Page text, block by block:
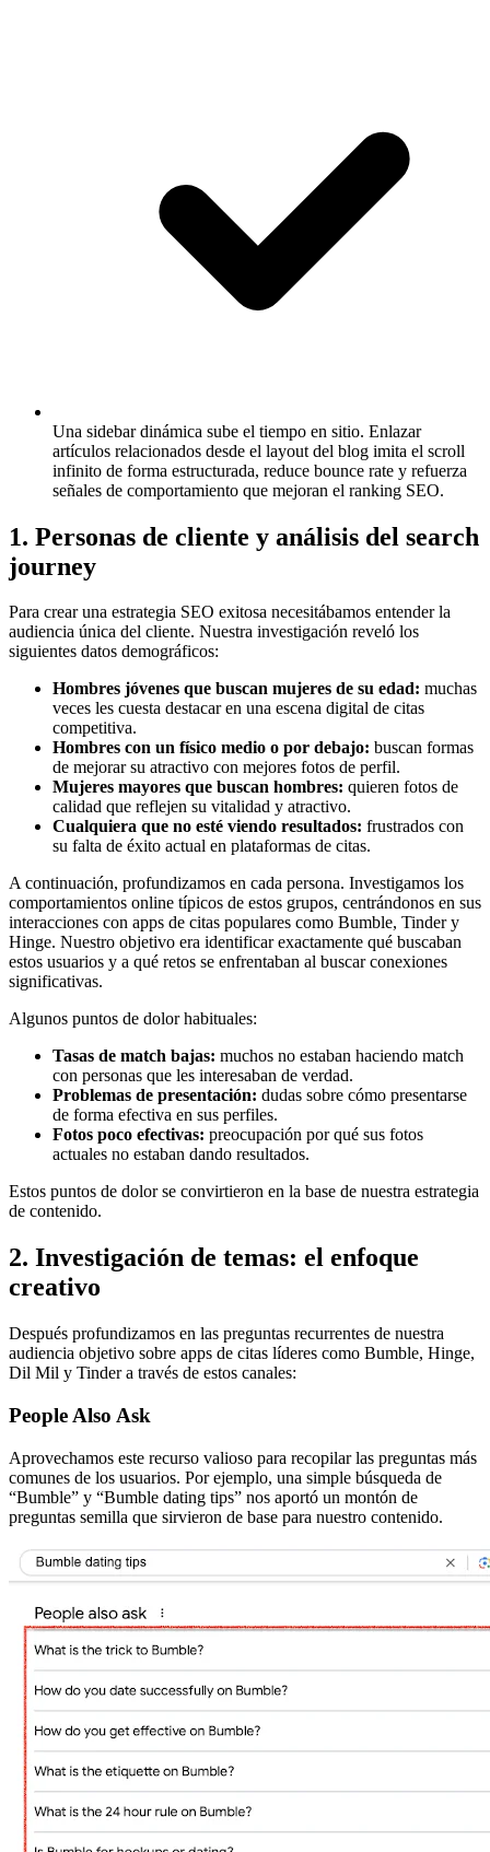
Una sidebar dinámica sube el tiempo en sitio. Enlazar
artículos relacionados desde el layout del blog imita el scroll
infinito de forma estructurada, reduce bounce rate y refuerza
señales de comportamiento que mejoran el ranking SEO.
1. Personas de cliente y análisis del search
journey
Para crear una estrategia SEO exitosa necesitábamos entender la
audiencia única del cliente. Nuestra investigación reveló los
siguientes datos demográficos:
Hombres jóvenes que buscan mujeres de su edad: muchas
veces les cuesta destacar en una escena digital de citas
competitiva.
Hombres con un físico medio o por debajo: buscan formas
de mejorar su atractivo con mejores fotos de perfil.
Mujeres mayores que buscan hombres: quieren fotos de
calidad que reflejen su vitalidad y atractivo.
Cualquiera que no esté viendo resultados: frustrados con
su falta de éxito actual en plataformas de citas.
A continuación, profundizamos en cada persona. Investigamos los
comportamientos online típicos de estos grupos, centrándonos en sus
interacciones con apps de citas populares como Bumble, Tinder y
Hinge. Nuestro objetivo era identificar exactamente qué buscaban
estos usuarios y a qué retos se enfrentaban al buscar conexiones
significativas.
Algunos puntos de dolor habituales:
Tasas de match bajas: muchos no estaban haciendo match
con personas que les interesaban de verdad.
Problemas de presentación: dudas sobre cómo presentarse
de forma efectiva en sus perfiles.
Fotos poco efectivas: preocupación por qué sus fotos
actuales no estaban dando resultados.
Estos puntos de dolor se convirtieron en la base de nuestra estrategia
de contenido.
2. Investigación de temas: el enfoque
creativo
Después profundizamos en las preguntas recurrentes de nuestra
audiencia objetivo sobre apps de citas líderes como Bumble, Hinge,
Dil Mil y Tinder a través de estos canales:
People Also Ask
Aprovechamos este recurso valioso para recopilar las preguntas más
comunes de los usuarios. Por ejemplo, una simple búsqueda de
“Bumble” y “Bumble dating tips” nos aportó un montón de
preguntas semilla que sirvieron de base para nuestro contenido.